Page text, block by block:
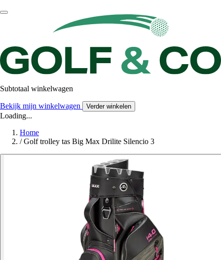
Subtotaal winkelwagen
Bekijk mijn winkelwagen Verder winkelen
Loading...
Home
/ Golf trolley tas Big Max Drilite Silencio 3